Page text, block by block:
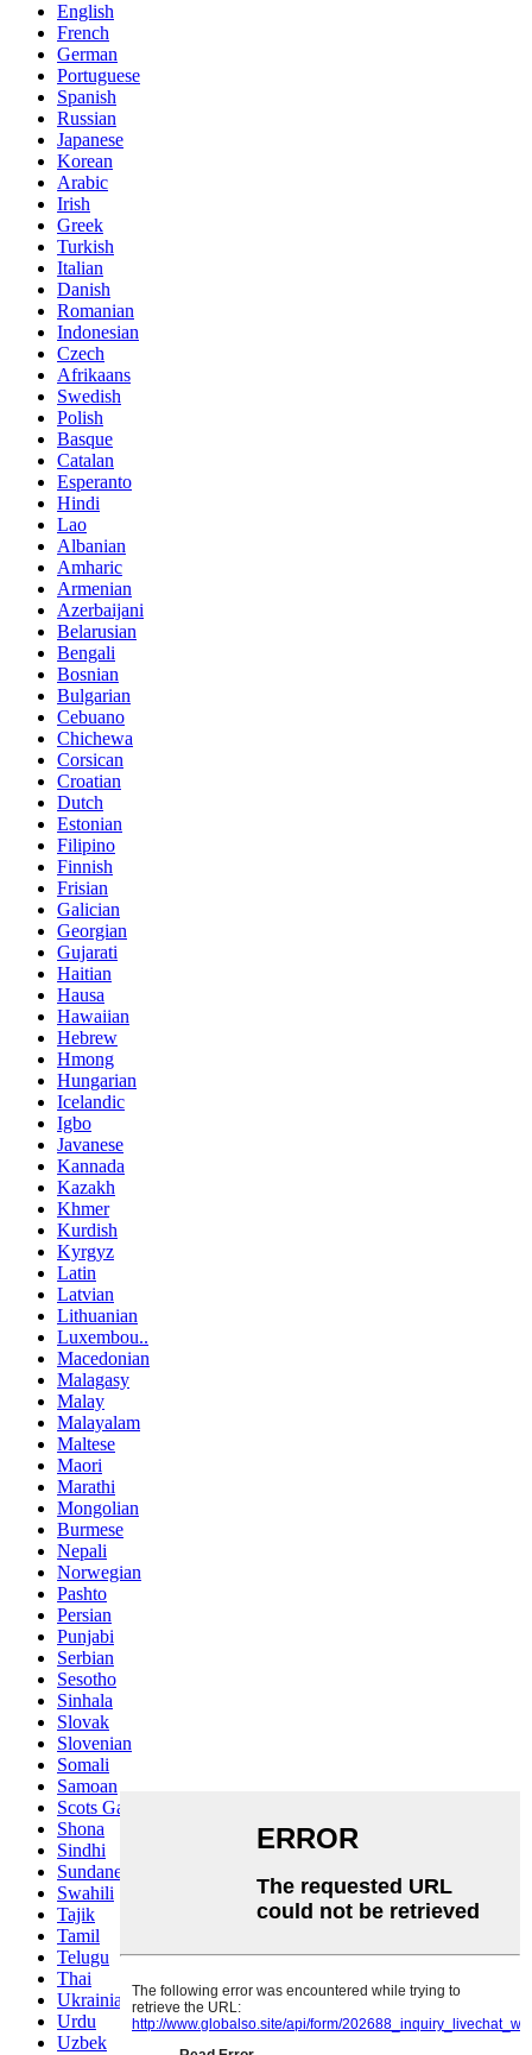
English
French
German
Portuguese
Spanish
Russian
Japanese
Korean
Arabic
Irish
Greek
Turkish
Italian
Danish
Romanian
Indonesian
Czech
Afrikaans
Swedish
Polish
Basque
Catalan
Esperanto
Hindi
Lao
Albanian
Amharic
Armenian
Azerbaijani
Belarusian
Bengali
Bosnian
Bulgarian
Cebuano
Chichewa
Corsican
Croatian
Dutch
Estonian
Filipino
Finnish
Frisian
Galician
Georgian
Gujarati
Haitian
Hausa
Hawaiian
Hebrew
Hmong
Hungarian
Icelandic
Igbo
Javanese
Kannada
Kazakh
Khmer
Kurdish
Kyrgyz
Latin
Latvian
Lithuanian
Luxembou..
Macedonian
Malagasy
Malay
Malayalam
Maltese
Maori
Marathi
Mongolian
Burmese
Nepali
Norwegian
Pashto
Persian
Punjabi
Serbian
Sesotho
Sinhala
Slovak
Slovenian
Somali
Samoan
Scots Gaelic
Shona
Sindhi
Sundanese
Swahili
Tajik
Tamil
Telugu
Thai
Ukrainian
Urdu
Uzbek